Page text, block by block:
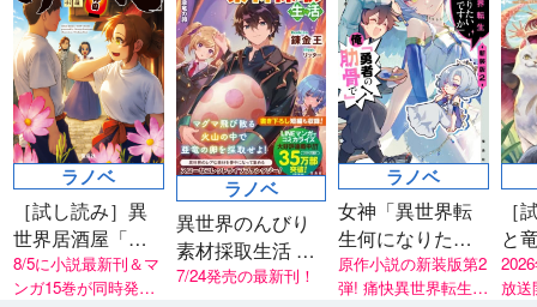
ラノベ
［試し読み］異
世界居酒屋「げ
ん」三杯目
8/5に小説最新刊＆マ
ンガ15巻が同時発
ラノベ
異世界のんびり
素材採取生活 灼
熱の火山と亜竜
7/24発売の最新刊！
ラノベ
女神「異世界転
生何になりたい
ですか」 俺「勇
者の肋骨で」新
原作小説の新装版第2
弾! 痛快異世界転生ア
［
と竜 猫の英
魔
放送